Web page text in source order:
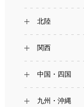
北陸
関西
中国・四国
九州・沖縄